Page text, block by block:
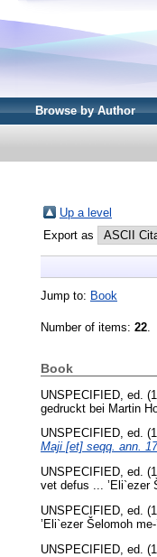
Browse by Author
Up a level
Export as
Jump to: Book
Number of items: 22
Book
UNSPECIFIED, ed.
gedruckt bei Martin
UNSPECIFIED, ed.
Maji [et] seqq. ann.
UNSPECIFIED, ed.
vet defus ... ’Eli`ezer
UNSPECIFIED, ed.
’Eli`ezer Šelomoh
UNSPECIFIED, ed.